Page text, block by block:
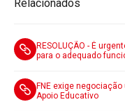
Relacionados
RESOLUÇÃO - É
para o adequado
FNE exige
Apoio Educativo